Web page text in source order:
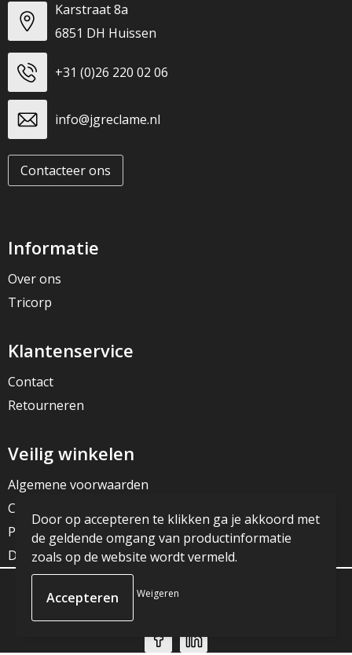
Karstraat 8a
6851 DH Huissen
+31 (0)26 220 02 06
info@jgreclame.nl
Contacteer ons
Informatie
Over ons
Tricorp
Klantenservice
Contact
Retourneren
Veilig winkelen
Algemene voorwaarden
Cookieverklaring
Privacyverklaring
Disclaimer
© Copyright JG Reclame 2023
Door op accepteren te klikken ga je akkoord met
de geldende omgang van productinformatie
zoals op de website wordt vermeld.
Weigeren